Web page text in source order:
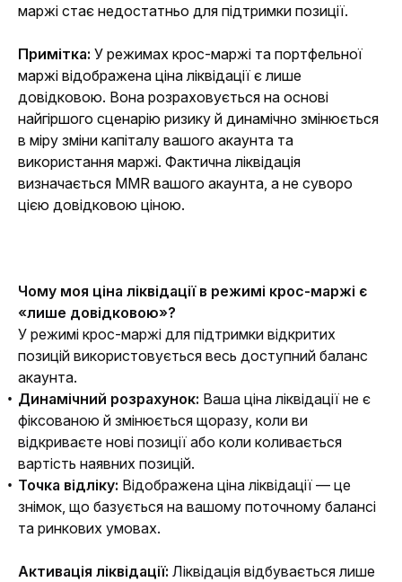
маржі стає недостатньо для підтримки позиції.
Примітка: У режимах крос-маржі та портфельної
маржі відображена ціна ліквідації є лише
довідковою. Вона розраховується на основі
найгіршого сценарію ризику й динамічно змінюється
в міру зміни капіталу вашого акаунта та
використання маржі. Фактична ліквідація
визначається MMR вашого акаунта, а не суворо
цією довідковою ціною.
Чому моя ціна ліквідації в режимі крос-маржі є
«лише довідковою»?
У режимі крос-маржі для підтримки відкритих
позицій використовується весь доступний баланс
акаунта.
Динамічний розрахунок: Ваша ціна ліквідації не є
фіксованою й змінюється щоразу, коли ви
відкриваєте нові позиції або коли коливається
вартість наявних позицій.
Точка відліку: Відображена ціна ліквідації — це
знімок, що базується на вашому поточному балансі
та ринкових умовах.
Активація ліквідації: Ліквідація відбувається лише